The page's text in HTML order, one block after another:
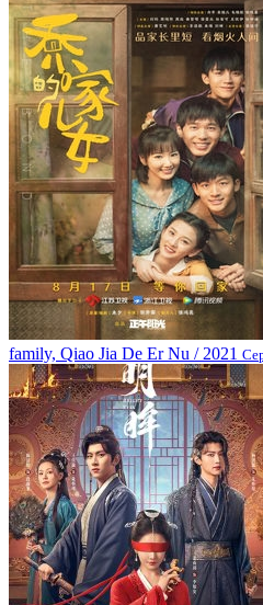
family, Qiao Jia De Er Nu / 2021